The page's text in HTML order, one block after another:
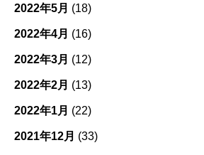
2022年5月 (18)
2022年4月 (16)
2022年3月 (12)
2022年2月 (13)
2022年1月 (22)
2021年12月 (33)